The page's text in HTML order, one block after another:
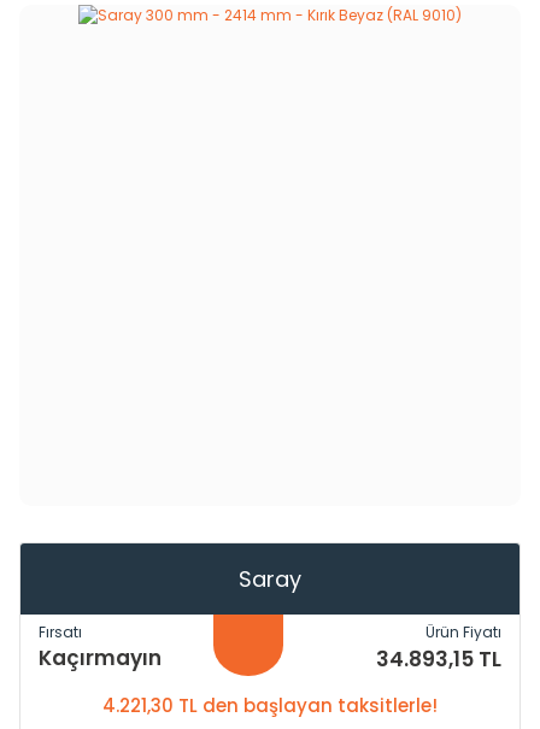
Saray
Fırsatı
Kaçırmayın
Ürün Fiyatı
34.893,15 TL
4.221,30 TL den başlayan taksitlerle!